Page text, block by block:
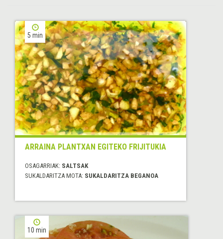
5 min
ARRAINA PLANTXAN EGITEKO FRIJITUKIA
OSAGARRIAK: SALTSAK
SUKALDARITZA MOTA: SUKALDARITZA BEGANOA
10 min